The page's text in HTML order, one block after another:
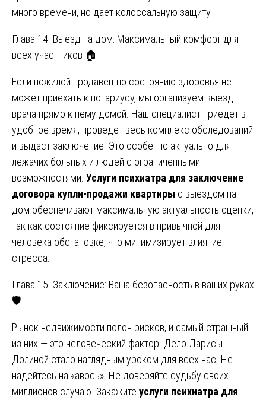
много времени, но дает колоссальную защиту.
Глава 14. Выезд на дом: Максимальный комфорт для
всех участников 🏠
Если пожилой продавец по состоянию здоровья не
может приехать к нотариусу, мы организуем выезд
врача прямо к нему домой. Наш специалист приедет в
удобное время, проведет весь комплекс обследований
и выдаст заключение. Это особенно актуально для
лежачих больных и людей с ограниченными
возможностями. Услуги психиатра для заключение
договора купли-продажи квартиры с выездом на
дом обеспечивают максимальную актуальность оценки,
так как состояние фиксируется в привычной для
человека обстановке, что минимизирует влияние
стресса.
Глава 15. Заключение: Ваша безопасность в ваших руках
🛡️
Рынок недвижимости полон рисков, и самый страшный
из них — это человеческий фактор. Дело Ларисы
Долиной стало наглядным уроком для всех нас. Не
надейтесь на «авось». Не доверяйте судьбу своих
миллионов случаю. Закажите услуги психиатра для